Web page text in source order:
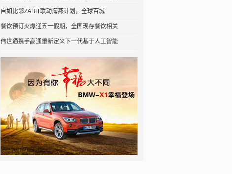
自如比邻ZABIT联动海燕计划，全球百城
餐饮预订火爆迎五一假期，全国现存餐饮相关
伟世通携手高通重新定义下一代基于人工智能